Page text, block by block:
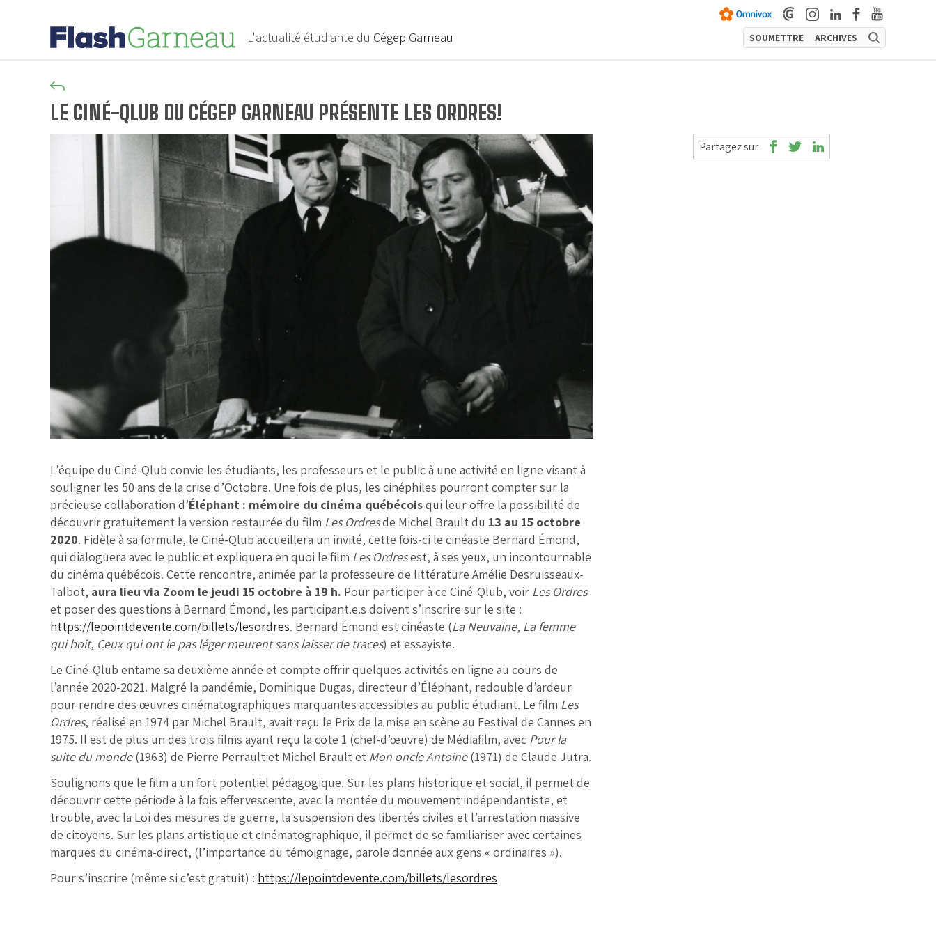
L'actualité étudiante du Cégep Garneau SOUMETTRE ARCHIVES
LE CINÉ-QLUB DU CÉGEP GARNEAU PRÉSENTE LES ORDRES!
L’équipe du Ciné-Qlub convie les étudiants, les professeurs et le public à une activité en ligne visant à
souligner les 50 ans de la crise d’Octobre. Une fois de plus, les cinéphiles pourront compter sur la
précieuse collaboration d’Éléphant : mémoire du cinéma québécoisqui leur offre la possibilité de
découvrir gratuitement la version restaurée du film Les Ordresde Michel Brault du 13 au 15 octobre
2020. Fidèle à sa formule, le Ciné-Qlub accueillera un invité, cette fois-ci le cinéaste Bernard Émond,
qui dialoguera avec le public et expliquera en quoi le film Les Ordresest, à ses yeux, un incontournable
du cinéma québécois. Cette rencontre, animée par la professeure de littérature Amélie Desruisseaux-
Talbot, aura lieu via Zoom le jeudi 15 octobre à 19 h. Pour participer à ce Ciné-Qlub, voir Les Ordres
et poser des questions à Bernard Émond, les participant.e.s doivent s’inscrire sur le site :
https://lepointdevente.com/billets/lesordres. Bernard Émond est cinéaste (La Neuvaine, La femme
qui boit, Ceux qui ont le pas léger meurent sans laisser de traces) et essayiste.
Le Ciné-Qlub entame sa deuxième année et compte offrir quelques activités en ligne au cours de
l’année 2020-2021. Malgré la pandémie, Dominique Dugas, directeur d’Éléphant, redouble d’ardeur
pour rendre des œuvres cinématographiques marquantes accessibles au public étudiant. Le film Les
Ordres, réalisé en 1974 par Michel Brault, avait reçu le Prix de la mise en scène au Festival de Cannes en
1975. Il est de plus un des trois films ayant reçu la cote 1 (chef-d’œuvre) de Médiafilm, avec Pour la
suite du monde(1963) de Pierre Perrault et Michel Brault et Mon oncle Antoine(1971) de Claude Jutra.
Soulignons que le film a un fort potentiel pédagogique. Sur les plans historique et social, il permet de
découvrir cette période à la fois effervescente, avec la montée du mouvement indépendantiste, et
trouble, avec la Loi des mesures de guerre, la suspension des libertés civiles et l’arrestation massive
de citoyens. Sur les plans artistique et cinématographique, il permet de se familiariser avec certaines
marques du cinéma-direct, (l’importance du témoignage, parole donnée aux gens « ordinaires »).
Pour s’inscrire (même si c’est gratuit) : https://lepointdevente.com/billets/lesordres
Partagez sur